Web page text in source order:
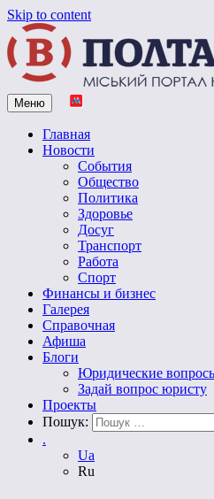
Skip to content
Vpoltave.info
Полтавский портал новостей
Меню
Главная
Новости
События
Общество
Политика
Здоровье
Досуг
Транспорт
Работа
Спорт
Финансы и бизнес
Галерея
Справочная
Афиша
Блоги
Юридические
Задай вопрос юристу
Проекты
Пошук:
.
Ua
Ru